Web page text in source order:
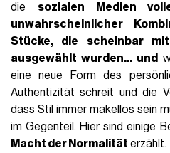
die sozialen Medien
unwahrscheinlicher
Stücke, die scheinbar
ausgewählt wurden... und
eine neue Form des
Authentizität schreit und die
dass Stil immer makellos sein
im Gegenteil. Hier sind einige
Macht der Normalität erzählt.